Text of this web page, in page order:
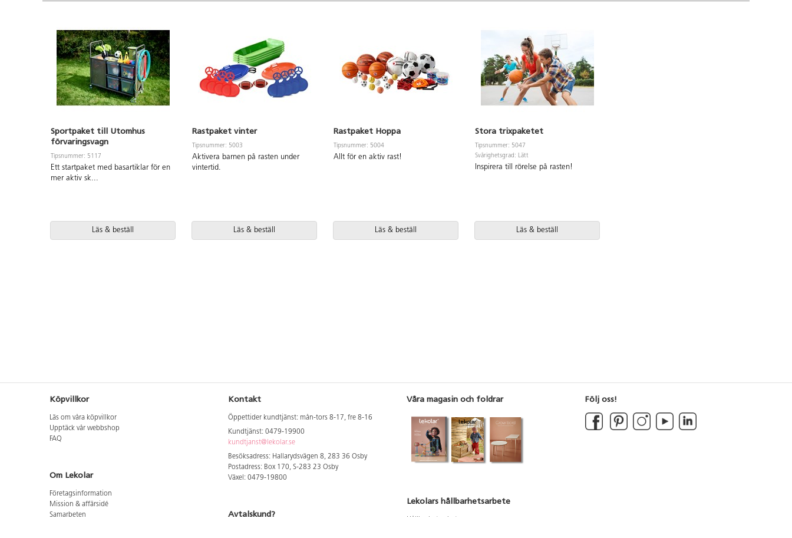
Sportpaket till Utomhus
förvaringsvagn
Tipsnummer: 5117
Ett startpaket med basartiklar för en
mer aktiv sk...
Läs & beställ
Rastpaket vinter
Tipsnummer: 5003
Aktivera barnen på rasten under
vintertid.
Läs & beställ
Rastpaket Hoppa
Tipsnummer: 5004
Allt för en aktiv rast!
Läs & beställ
Stora trixpaketet
Tipsnummer: 5047
Svårighetsgrad: Lätt
Inspirera till rörelse på rasten!
Läs & beställ
Köpvillkor
Läs om våra köpvillkor
Upptäck vår webbshop
FAQ
Om Lekolar
Företagsinformation
Mission & affärsidé
Samarbeten
Kontakt
Öppettider kundtjänst: mån-tors 8-17, fre 8-16
Kundtjänst: 0479-19900
kundtjanst@lekolar.se
Besöksadress: Hallarydsvägen 8, 283 36 Osby
Postadress: Box 170, S-283 23 Osby
Växel: 0479-19800
Avtalskund?
Våra magasin och foldrar
Lekolars hållbarhetsarbete
Följ oss!